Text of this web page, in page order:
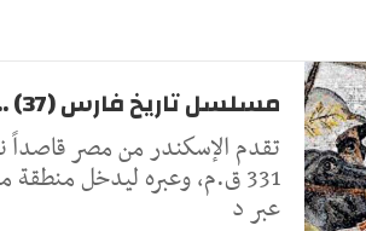
مسلسل تاريخ فارس (37) ...حرب كوكميلا
تقدم الإسكندر من مصر قاصداً
331 ق.م، وعبره ليدخل منطقة
عبر د